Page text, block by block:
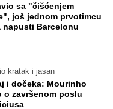
sa "čišćenjem
još jednom prvotimcu
napusti Barcelonu
kratak i jasan
i dočeka: Mourinho
o završenom poslu